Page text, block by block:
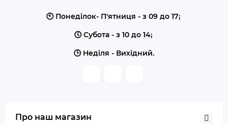
🕙 Понеділок- П'ятниця - з 09 до 17;
🕔 Субота - з 10 до 14;
🕒 Неділя - Вихідний.
Про наш магазин